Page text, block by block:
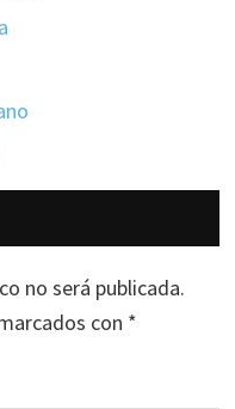
no será publicada.
con *